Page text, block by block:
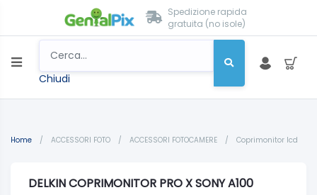
Spedizione rapida
gratuita (no isole)
Chiudi
Home / ACCESSORI FOTO / ACCESSORI FOTOCAMERE / Coprimonitor lcd
DELKIN COPRIMONITOR PRO X SONY A100